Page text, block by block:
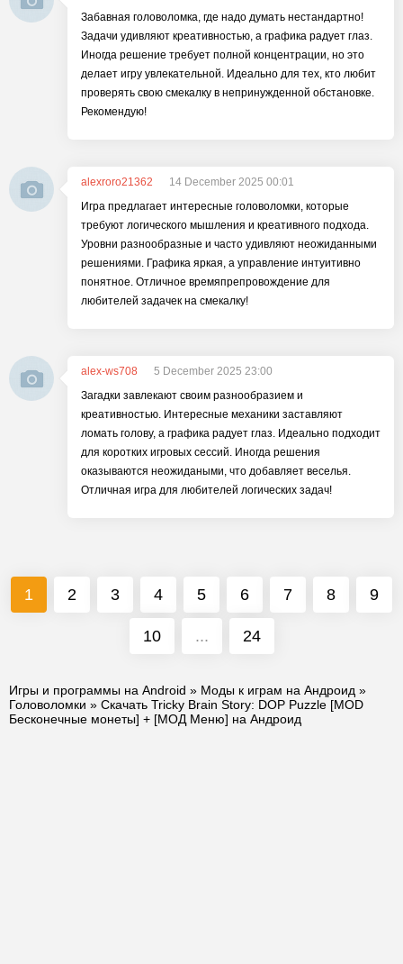
Забавная головоломка, где надо думать нестандартно!
Задачи удивляют креативностью, а графика радует глаз.
Иногда решение требует полной концентрации, но это
делает игру увлекательной. Идеально для тех, кто любит
проверять свою смекалку в непринужденной обстановке.
Рекомендую!
alexroro21362
14 December 2025 00:01
Игра предлагает интересные головоломки, которые
требуют логического мышления и креативного подхода.
Уровни разнообразные и часто удивляют неожиданными
решениями. Графика яркая, а управление интуитивно
понятное. Отличное времяпрепровождение для
любителей задачек на смекалку!
alex-ws708
5 December 2025 23:00
Загадки завлекают своим разнообразием и
креативностью. Интересные механики заставляют
ломать голову, а графика радует глаз. Идеально подходит
для коротких игровых сессий. Иногда решения
оказываются неожидаными, что добавляет веселья.
Отличная игра для любителей логических задач!
1 2 3 4 5 6 7 8 9
10 ... 24
Игры и программы на Android » Моды к играм на Андроид »
Головоломки » Скачать Tricky Brain Story: DOP Puzzle [MOD
Бесконечные монеты] + [МОД Меню] на Андроид